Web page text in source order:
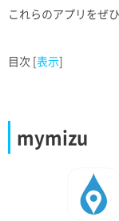
これらのアプリをぜ
目次 [表示]
mymizu